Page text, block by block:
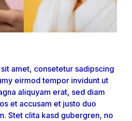
amet, consetetur sadipscing
eirmod tempor invidunt ut
aliquyam erat, sed diam
et accusam et justo duo
Stet clita kasd gubergren, no